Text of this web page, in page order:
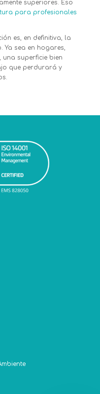
superiores. Eso
para profesionales
es, en definitiva, la
sea en hogares,
superficie bien
que perdurará y